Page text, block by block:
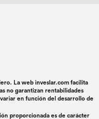
La web inveslar.com facilita
no garantizan rentabilidades
en función del desarrollo de
proporcionada es de carácter